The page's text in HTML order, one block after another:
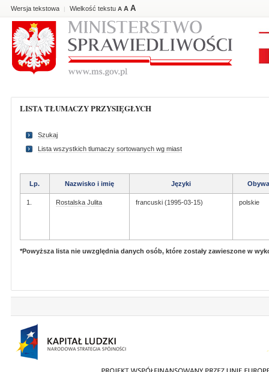
Wersja tekstowa | Wielkość tekstu A A A
LISTA TŁUMACZY PRZYSIĘGŁYCH
Szukaj
Lista wszystkich tlumaczy sortowanych wg miast
Lp. Nazwisko i imię Języki
1. Rostalska Julita francuski (1995-03-15) polskie
*Powyższa lista nie uwzględnia danych osób, które zostały zawieszone w